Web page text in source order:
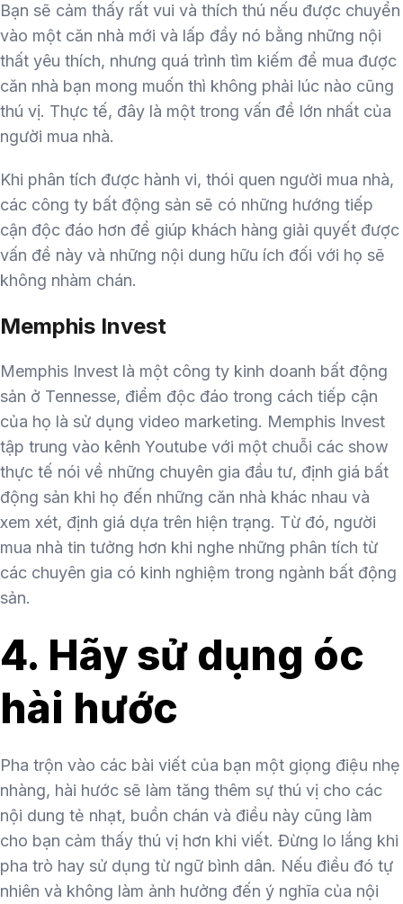
Bạn sẽ cảm thấy rất vui và thích thú nếu được chuyển
vào một căn nhà mới và lấp đầy nó bằng những nội
thất yêu thích, nhưng quá trình tìm kiếm để mua được
căn nhà bạn mong muốn thì không phải lúc nào cũng
thú vị. Thực tế, đây là một trong vấn đề lớn nhất của
người mua nhà.
Khi phân tích được hành vi, thói quen người mua nhà,
các công ty bất động sản sẽ có những hướng tiếp
cận độc đáo hơn để giúp khách hàng giải quyết được
vấn đề này và những nội dung hữu ích đối với họ sẽ
không nhàm chán.
Memphis Invest
Memphis Invest là một công ty kinh doanh bất động
sản ở Tennesse, điểm độc đáo trong cách tiếp cận
của họ là sử dụng video marketing. Memphis Invest
tập trung vào kênh Youtube với một chuỗi các show
thực tế nói về những chuyên gia đầu tư, định giá bất
động sản khi họ đến những căn nhà khác nhau và
xem xét, định giá dựa trên hiện trạng. Từ đó, người
mua nhà tin tưởng hơn khi nghe những phân tích từ
các chuyên gia có kinh nghiệm trong ngành bất động
sản.
4. Hãy sử dụng óc
hài hước
Pha trộn vào các bài viết của bạn một giọng điệu nhẹ
nhàng, hài hước sẽ làm tăng thêm sự thú vị cho các
nội dung tẻ nhạt, buồn chán và điều này cũng làm
cho bạn cảm thấy thú vị hơn khi viết. Đừng lo lắng khi
pha trò hay sử dụng từ ngữ bình dân. Nếu điều đó tự
nhiên và không làm ảnh hưởng đến ý nghĩa của nội